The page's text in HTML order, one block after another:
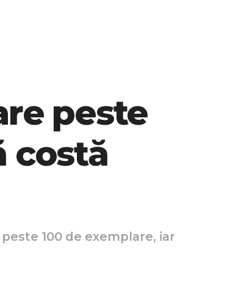
peste
costă
100 de exemplare, iar